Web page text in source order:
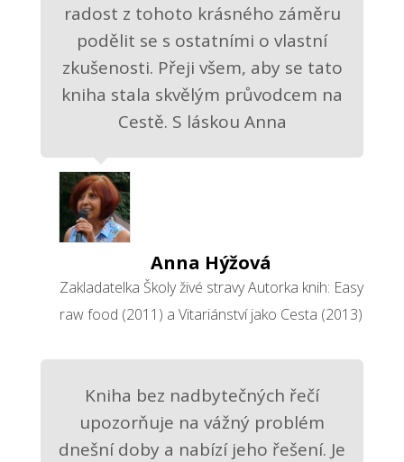
radost z tohoto krásného záměru
podělit se s ostatními o vlastní
zkušenosti. Přeji všem, aby se tato
kniha stala skvělým průvodcem na
Cestě. S láskou Anna
Anna Hýžová
Zakladatelka Školy živé stravy Autorka knih: Easy
raw food (2011) a Vitariánství jako Cesta (2013)
Kniha bez nadbytečných řečí
upozorňuje na vážný problém
dnešní doby a nabízí jeho řešení. Je